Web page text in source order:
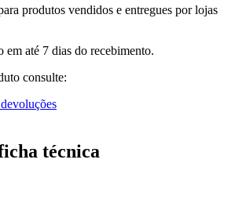
produtos vendidos e entregues por lojas
em até 7 dias do recebimento.
consulte:
técnica